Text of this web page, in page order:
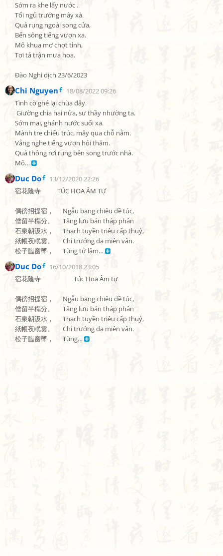
Sớm ra khe lấy nước .
Tối ngủ trướng mây xà.
Quả rụng ngoài song cửa,
Bến sông tiếng vượn xa.
Mõ khua mơ chợt tỉnh,
Tơi tả trận mưa hoa.
Đào Nghi dịch 23/6/2023
Chi Nguyen
18/08/2022 09:26
Tình cờ ghé lại chùa đây.
Sớm mai, ghánh nước suối xa.
Mành tre chiếu trúc, mây qua chỗ nằm.
Vẳng nghe tiếng vượn hỏi thăm.
Quả thông rơi rụng bên song trước nhà.
Mõ…
Duc Do
13/12/2020 22:26
宿花陰寺           TÚC HOA ÂM TỰ
偶徬招提宿，      Ngẫu bạng chiêu đề túc,
僧留半榻分。      Tăng lưu bán tháp phân
石泉朝汲水，      Thạch tuyền triêu cấp thuỷ,
紙帳夜眠雲。      Chỉ trướng dạ miên vân.
松子臨窗墜，      Tùng tử lâm…
Duc Do
16/10/2018 23:05
宿花陰寺                      Túc Hoa Âm tự
偶徬招提宿，      Ngẫu bạng chiêu đề túc,
僧留半榻分。      Tăng lưu bán tháp phân
石泉朝汲水，      Thạch tuyền triêu cấp thuỷ,
紙帳夜眠雲。      Chỉ trướng dạ miên vân.
松子臨窗墜，      Tùng…